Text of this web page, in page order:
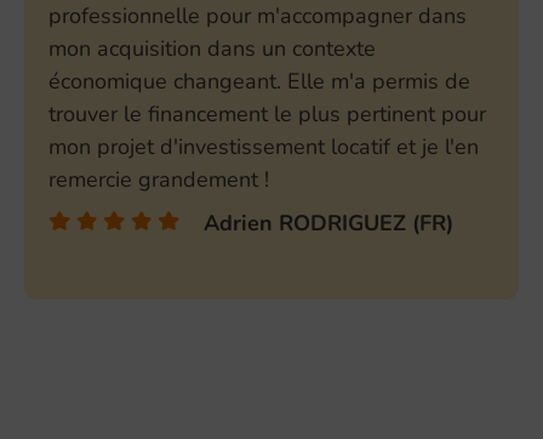
professionnelle pour m'accompagner dans
mon acquisition dans un contexte
économique changeant. Elle m'a permis de
trouver le financement le plus pertinent pour
mon projet d'investissement locatif et je l'en
remercie grandement !
Adrien RODRIGUEZ (FR)